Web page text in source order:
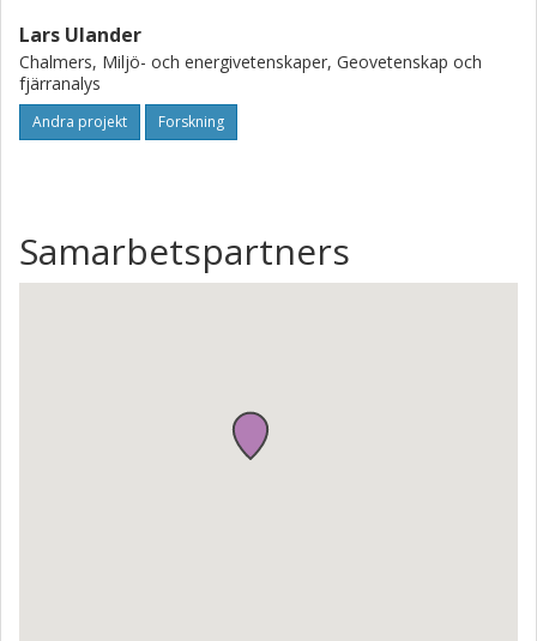
Lars Ulander
Chalmers, Miljö- och energivetenskaper, Geovetenskap och
fjärranalys
Andra projekt Forskning
Samarbetspartners